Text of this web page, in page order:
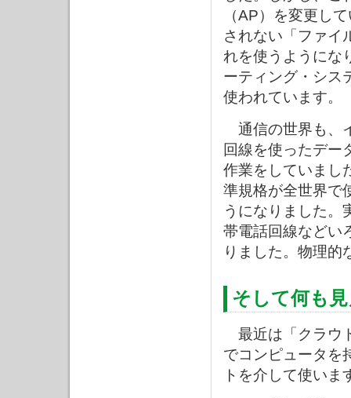
（AP）を変更し
されない「ファイ
れを使うようにな
ーティング・シス
使われています。
通信の世界も、
回線を使ったデー
作業をしていまし
準規格が全世界で
うになりました。
帯電話回線などい
りました。物理的
そして何も
最近は「クラウ
でコンピュータを
トを介して使いま